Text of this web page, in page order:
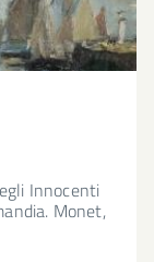
Innocenti
Monet,